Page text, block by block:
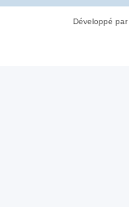
Développé par